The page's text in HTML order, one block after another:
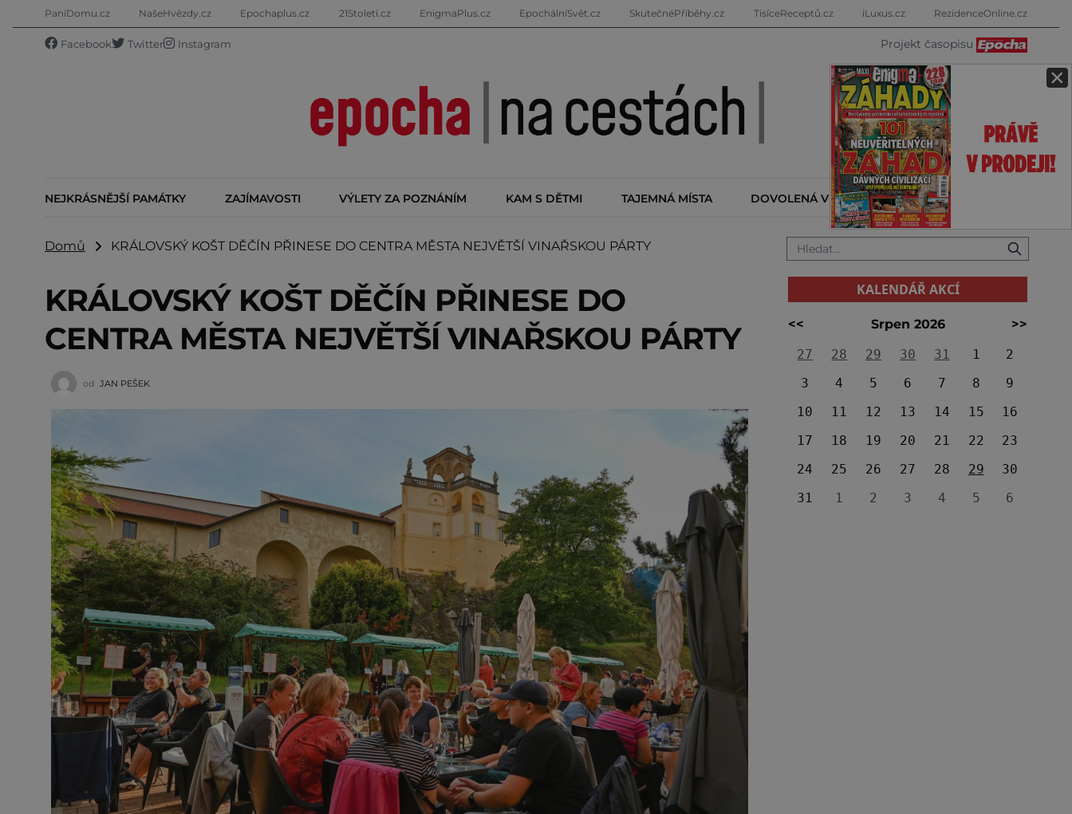
×
PaníDomu.cz NašeHvězdy.cz Epochaplus.cz 21Stoleti.cz EnigmaPlus.cz EpochálníSvět.cz SkutečnéPříběhy.cz TisíceReceptů.cz iLuxus.cz RezidenceOnline.cz
Facebook Twitter Instagram Projekt časopisu
NEJKRÁSNĚJŠÍ PAMÁTKY ZAJÍMAVOSTI VÝLETY ZA POZNÁNÍM KAM S DĚTMI TAJEMNÁ MÍSTA DOVOLENÁ V ZAHRANIČÍ KALENDÁŘ AKCÍ
Domů KRÁLOVSKÝ KOŠT DĚČÍN PŘINESE DO CENTRA MĚSTA NEJVĚTŠÍ VINAŘSKOU PÁRTY
KRÁLOVSKÝ KOŠT DĚČÍN PŘINESE DO
CENTRA MĚSTA NEJVĚTŠÍ VINAŘSKOU PÁRTY
od JAN PEŠEK
KALENDÁŘ AKCÍ
<< Srpen 2026
>>
27
28 29 30 31 1
2
3
4 5 6 7 8
9
10
11 12 13 14 15
16
17
18 19 20 21 22
23
24
25 26 27 28 29
30
31
1 2 3 4 5 6